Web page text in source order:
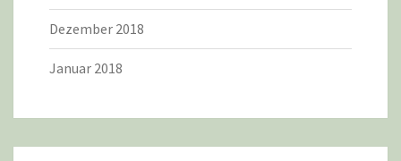
Dezember 2018
Januar 2018